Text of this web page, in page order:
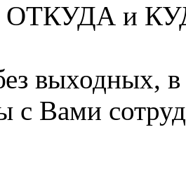
ОТКУДА и
выходных,
с Вами